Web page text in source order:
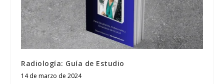
Radiología: Guía de Estudio
14 de marzo de 2024